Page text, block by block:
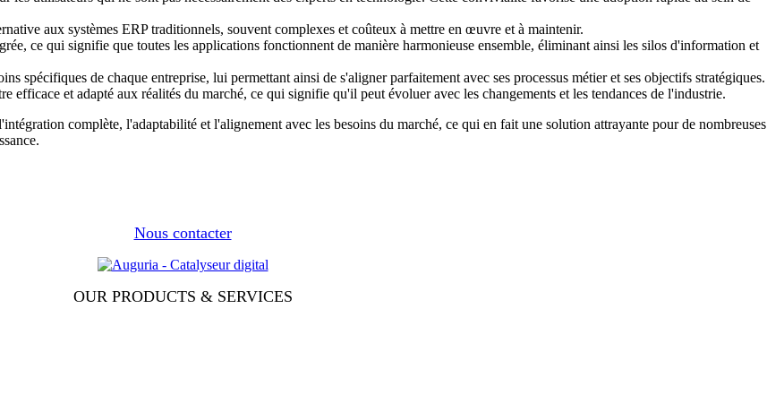
aux systèmes ERP traditionnels, souvent complexes et coûteux à mettre en œuvre et à maintenir.
ce qui signifie que toutes les applications fonctionnent de manière harmonieuse ensemble, éliminant ainsi les silos d'information et
spécifiques de chaque entreprise, lui permettant ainsi de s'aligner parfaitement avec ses processus métier et ses objectifs stratégiques.
efficace et adapté aux réalités du marché, ce qui signifie qu'il peut évoluer avec les changements et les tendances de l'industrie.
complète, l'adaptabilité et l'alignement avec les besoins du marché, ce qui en fait une solution attrayante pour de nombreuses
Nous contacter
OUR PRODUCTS & SERVICES